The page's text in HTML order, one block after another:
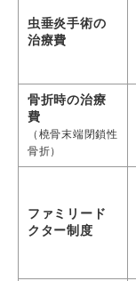
虫垂炎手術の
治療費
骨折時の治療
費
（橈骨末端閉鎖性
骨折）
ファミリード
クター制度